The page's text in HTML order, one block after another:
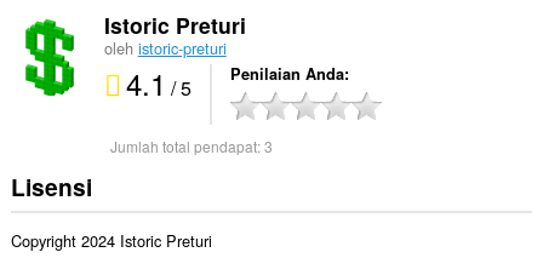
Istoric Preturi
oleh istoric-preturi
4.1 / 5 Penilaian Anda
Jumlah total pendapat:3
Lisensi
Copyright 2024 Istoric Preturi